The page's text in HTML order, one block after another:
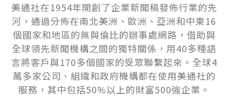
美通社在1954年開創了企業新聞稿發佈行業的先
河，通過分佈在南北美洲、歐洲、亞洲和中東16
個國家和地區的無與倫比的辦事處網路，借助與
全球領先新聞機構之間的獨特關係，用40多種語
言將客戶與170多個國家的受眾聯繫起來。全球4
萬多家公司、組織和政府機構都在使用美通社的
服務，其中包括50%以上的財富500強企業。